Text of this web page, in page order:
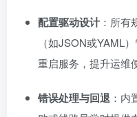
配置驱动设计：所有
（如JSON或YAML
重启服务，提升运维
错误处理与回退 ：